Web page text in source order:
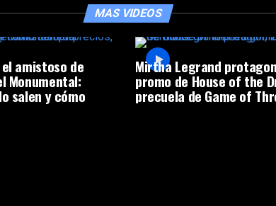
MAS VIDEOS
amistoso de
Monumental:
salen y cómo
Mirtha Legrand
promo de House of the
precuela de Game of